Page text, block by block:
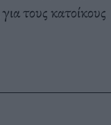
τους κατοίκους